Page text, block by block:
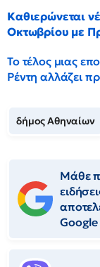
Καθιερώνεται
Οκτωβρίου με
Το τέλος μιας
Ρέντη αλλάζει
δήμος Αθηναίων
Μάθε
Google